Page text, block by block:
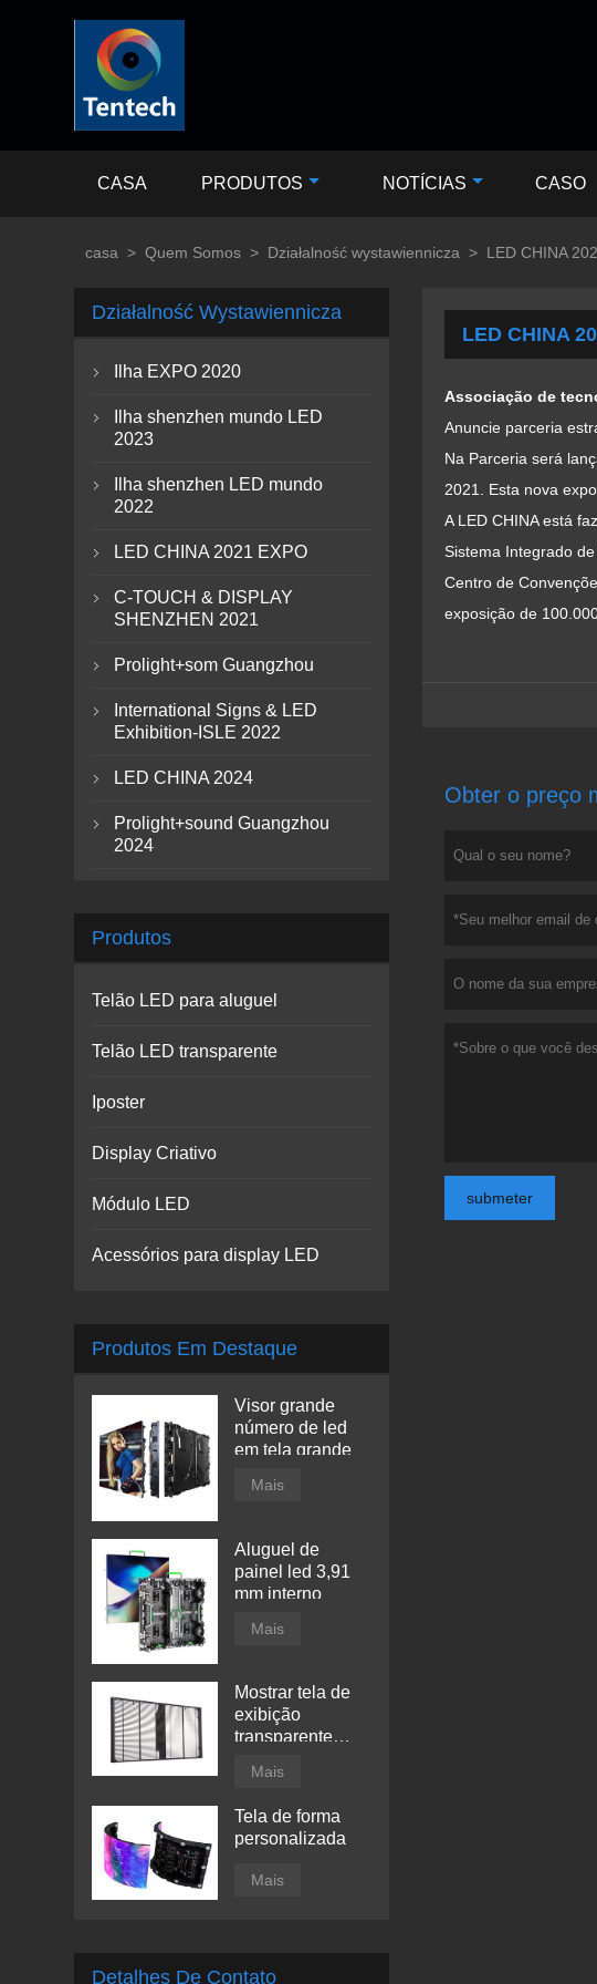
CASA PRODUTOS NOTÍCIAS CASO
casa > Quem Somos > Działalność wystawiennicza > LED CHINA
LED CHINA
Associação de
Anuncie parceria
Na Parceria será
2021. Esta nova
A LED CHINA está
Sistema Integrado
Centro de
exposição de
Obter o preço
submeter
Działalność Wystawiennicza
 Ilha EXPO 2020

Ilha shenzhen mundo LED
2023

Ilha shenzhen LED mundo
2022
 LED CHINA 2021 EXPO

C-TOUCH & DISPLAY
SHENZHEN 2021
 Prolight+som Guangzhou

International Signs & LED
Exhibition-ISLE 2022
 LED CHINA 2024

Prolight+sound Guangzhou
2024
Produtos
Telão LED para aluguel
Telão LED transparente
Iposter
Display Criativo
Módulo LED
Acessórios para display LED
Produtos Em Destaque
Visor grande
número de led
em tela grande
Mais
Aluguel de
painel led 3,91
mm interno
Mais
Mostrar tela de
exibição
transparente
janela
Mais
Tela de forma
personalizada
Mais
Detalhes De Contato